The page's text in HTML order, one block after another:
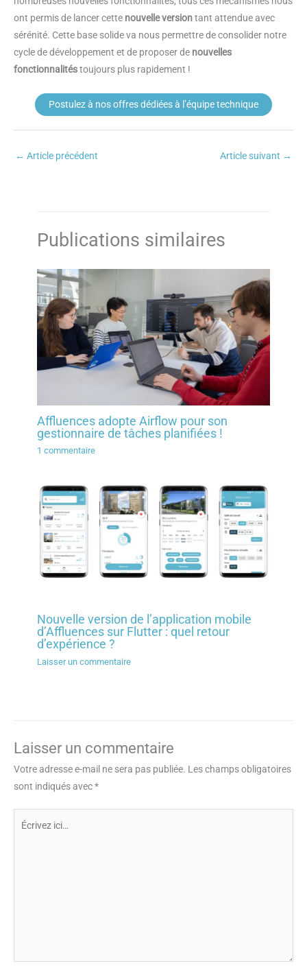
ont permis de lancer cette nouvelle versiontant attendue avec
sérénité. Cette base solide va nous permettre de consolider notre
cycle de développement et de proposer de nouvelles
fonctionnalitéstoujours plus rapidement !
Postulez à nos offres dédiées à l’équipe technique
← Article précédent Article suivant →
Publications similaires
Affluences adopte Airflow pour son
gestionnaire de tâches planifiées !
1 commentaire
Nouvelle version de l’application mobile
d’Affluences sur Flutter : quel retour
d’expérience ?
Laisser un commentaire
Laisser un commentaire
Votre adresse e-mail ne sera pas publiée. Les champs obligatoires
sont indiqués avec*